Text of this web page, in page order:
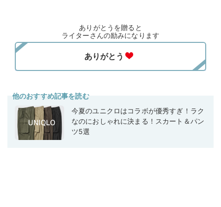
ありがとうを贈ると
ライターさんの励みになります
他のおすすめ記事を読む
今夏のユニクロはコラボが優秀すぎ！ラク
なのにおしゃれに決まる！スカート＆パン
ツ5選